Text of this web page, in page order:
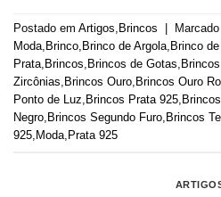
Postado em Artigos, Brincos Marcado
Moda, Brinco, Brinco de Argola, Brinco
Prata, Brincos, Brincos de Gotas,
Zircônias, Brincos Ouro, Brincos Ouro
Ponto de Luz, Brincos Prata 925,
Negro, Brincos Segundo Furo, Brincos
925, Moda, Prata 925